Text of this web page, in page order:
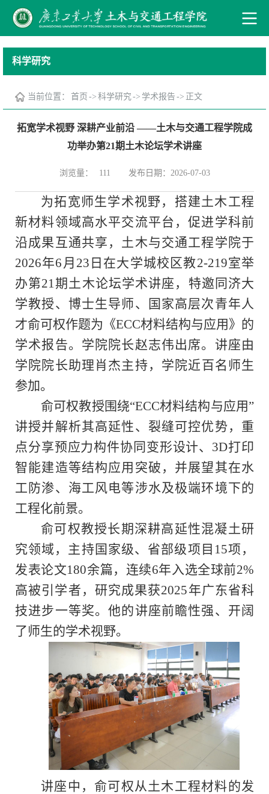
科学研究
当前位置： 首页 -> 科学研究 -> 学术报告 -> 正文
拓宽学术视野 深耕产业前沿 ——土木与交通工程学院成
功举办第21期土木论坛学术讲座
浏览量： 111 发布日期：2026-07-03
为拓宽师生学术视野，搭建土木工程
新材料领域高水平交流平台 ，促进学科前
沿成果互通共享， 土木与交通工程学 院于
2026年6 月 23 日在大学城校区教2-219室举
办第21期土木论坛学术讲座 ， 特邀同济大
学教授、博士生导师 、
国家高层次青年人
才俞可权作题为《ECC材料结构与应用》的
学术报告。学院院长赵志伟出席。 讲座由
学院院长助理 肖杰主持， 学院近 百名师生
参加。
俞可权教授围绕“ECC材料结构与应用”
讲授并解析其高延性、裂缝可控优势，重
点分享预应力构件协同变形设计、 3D打印
智能建造等结构应用突破，并展望其在水
工防渗、海工风电等涉水及极端环境下的
工程化前景。
俞可权教授长期深耕高延性混凝土研
究领域，主持国家级、省部级项目 15项，
发表论文180余篇，连续6年入选全球前2%
高被引学者，研究成果获2025年广东省科
技进步一等奖。他的讲座前瞻性强、开阔
了师生的学术视野。
讲座中，俞可权从土木工程材料的发